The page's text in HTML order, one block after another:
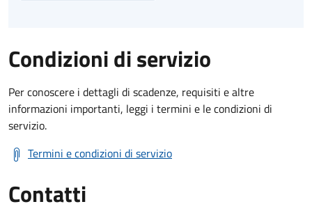
Condizioni di servizio
Per conoscere i dettagli di scadenze, requisiti e altre
informazioni importanti, leggi i termini e le condizioni di
servizio.
Termini e condizioni di servizio
Contatti